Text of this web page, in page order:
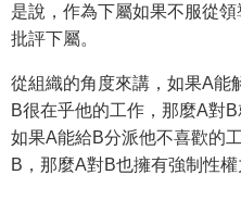
是說，作為下屬如果不服從領
批評下屬。
從組織的角度來講，如果A能
B很在乎他的工作，那麼A對
如果A能給B分派他不喜歡的
B，那麼A對B也擁有強制性權